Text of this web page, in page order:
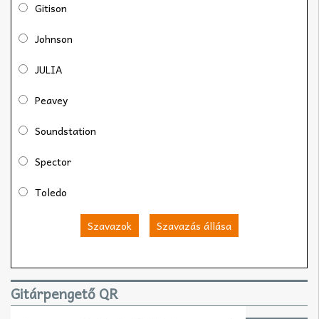
Gitison
Johnson
JULIA
Peavey
Soundstation
Spector
Toledo
Szavazok Szavazás állása
Gitárpengető QR